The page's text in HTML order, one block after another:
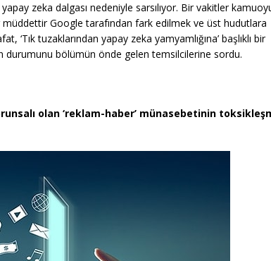
yapay zeka dalgası nedeniyle sarsılıyor. Bir vakitler
Google tarafından fark edilmek ve üst hudutlara
‘Tık tuzaklarından yapay zeka yamyamlığına’ başlıklı bir
durumunu bölümün önde gelen temsilcilerine sordu.
olan ‘reklam-haber’ münasebetinin